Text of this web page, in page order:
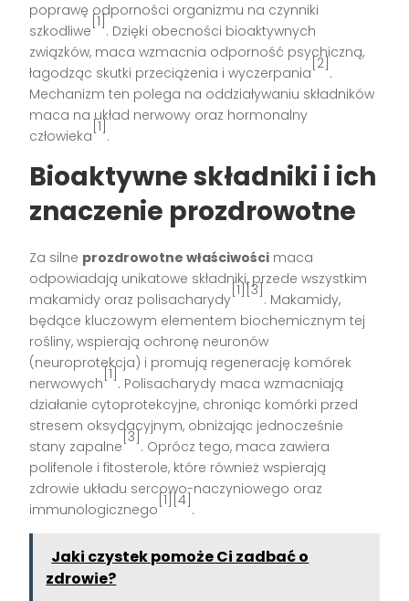
poprawę odporności organizmu na czynniki
szkodliwe
[1]
. Dzięki obecności bioaktywnych
związków, maca wzmacnia odporność psychiczną,
łagodząc skutki przeciążenia i wyczerpania
[2]
.
Mechanizm ten polega na oddziaływaniu składników
maca na układ nerwowy oraz hormonalny
człowieka
[1]
.
Bioaktywne składniki i ich
znaczenie prozdrowotne
Za silne prozdrowotne właściwości maca
odpowiadają unikatowe składniki, przede wszystkim
makamidy oraz polisacharydy
[1][3]
. Makamidy,
będące kluczowym elementem biochemicznym tej
rośliny, wspierają ochronę neuronów
(neuroprotekcja) i promują regenerację komórek
nerwowych
[1]
. Polisacharydy maca wzmacniają
działanie cytoprotekcyjne, chroniąc komórki przed
stresem oksydacyjnym, obniżając jednocześnie
stany zapalne
[3]
. Oprócz tego, maca zawiera
polifenole i fitosterole, które również wspierają
zdrowie układu sercowo-naczyniowego oraz
immunologicznego
[1][4]
.
Jaki czystek pomoże Ci zadbać o
zdrowie?